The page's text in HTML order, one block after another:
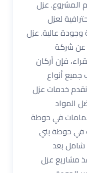
المشروع. عزل
لعزل
وجودة عالية. عزل
عن شركة
فإن أركان
جميع أنواع
نقدم خدمات عزل
المواد
في حوطة
في حوطة بني
بعد
مشاريع عزل